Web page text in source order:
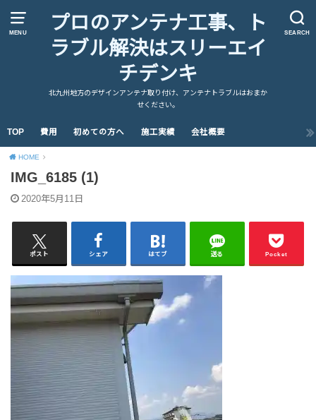
MENU SEARCH
プロのアンテナ工事、ト
ラブル解決はスリーエイ
チデンキ
北九州地方のデザインアンテナ取り付け、アンテナトラブルはおまか
せください。
TOP 費用 初めての方へ 施工実績 会社概要
HOME
IMG_6185 (1)
2020年5月11日
ポスト シェア はてブ 送る Pocket